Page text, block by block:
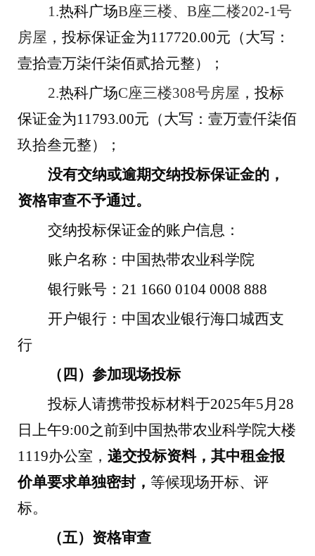
1.热科广场B座三楼、 B座二楼202-1号
房屋 ，投标保证金为117720.00元（大写：
壹拾壹万柒仟柒佰贰拾元整）；
2.热科广场C座三楼308号房屋 ，投标
保证金为11793.00元（大写：壹万壹仟柒佰
玖拾叁元整）；
没有交纳或逾期交纳投标保证金的，
资格审查不予通过。
交纳投标保证金的账户信息：
账户名称：中国热带农业科学院
银行账号： 21 1660 0104 0008 888
开户银行：中国农业银行海口城西支
行
（四）参加现场投标
投标人请携带投标材料于2025年5月 28
日上午9:00之前到中国热带农业科学院大楼
1119办公室， 递交投标资料，其中租金报
价单要求单独密封， 等候现场开标、评
标。
（五）资格审查